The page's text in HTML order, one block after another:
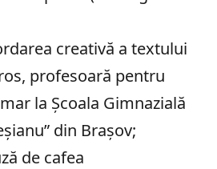
creativă a textului
profesoară pentru
la Şcoala Gimnazială
din Braşov;
de cafea